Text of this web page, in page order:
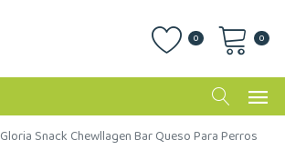
0 0
Gloria Snack Chewllagen Bar Queso Para Perros